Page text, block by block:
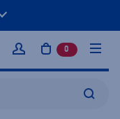
Kirjaudu sisään
0 tuotetta